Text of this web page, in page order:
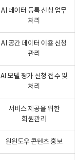
AI 데이터 등록 신청 업무
처리
AI 공간 데이터 이용 신청
관리
AI 모델 평가 신청 접수 및
처리
서비스 제공을 위한
회원관리
원윈도우 콘텐츠 홍보